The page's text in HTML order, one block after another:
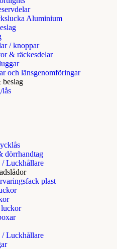
Aluminium
/ knoppar
& räckesdelar
och länsgenomföringar
beslag
lås
dörrhandtag
/ Luckhållare
plast
/ Luckhållare